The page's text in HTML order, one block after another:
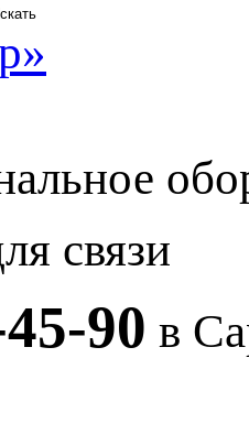
связи
90 в